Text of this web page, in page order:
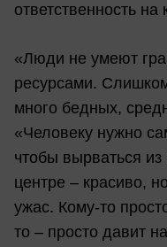
ответственность
«Люди не умеют
ресурсами.
много бедных,
«Человеку нужно
чтобы вырваться
центре – красиво,
ужас. Кому-то
то – просто давит